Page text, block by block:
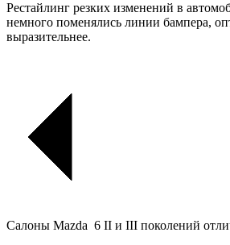
Рестайлинг резких изменений в
немного поменялись линии бампера,
выразительнее.
Салоны Mazda 6 II и III поколений